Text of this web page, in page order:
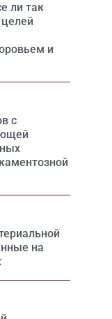
ли так
и
с
на